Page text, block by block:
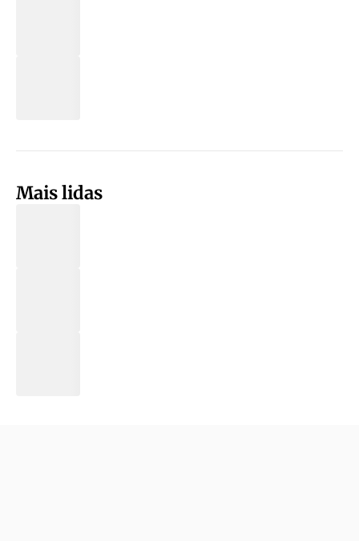
Mais lidas